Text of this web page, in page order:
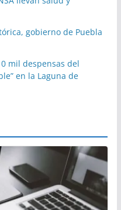
gobierno de Puebla
mil despensas del
en la Laguna de